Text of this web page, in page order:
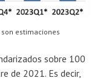
estimaciones
sobre 100
de 2021. Es decir,